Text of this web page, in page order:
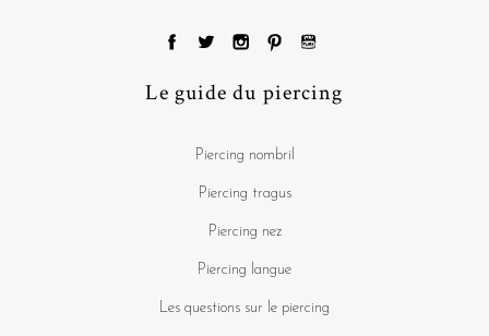
Le guide du piercing
Piercing nombril
Piercing tragus
Piercing nez
Piercing langue
Les questions sur le piercing